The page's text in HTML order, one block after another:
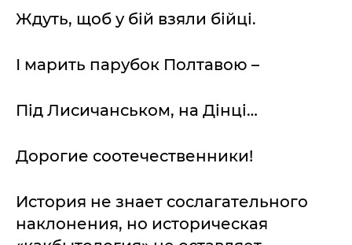
Ждуть, щоб у бій взяли бійці.
І марить парубок Полтавою –
Під Лисичанськом, на Дінці…
Дорогие соотечественники!
История не знает сослагательного
наклонения, но историческая